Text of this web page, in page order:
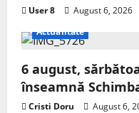
User 8
August 6, 2026
Actualitate
6 august,
înseamnă
Cristi Doru August 6,